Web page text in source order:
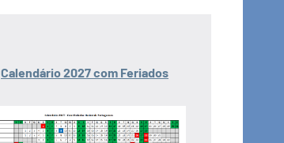
Calendário 2027 com Feriados